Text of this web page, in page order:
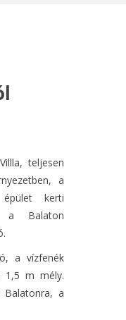
teljesen
a
kerti
a Balaton
a vízfenék
1,5 m mély.
a